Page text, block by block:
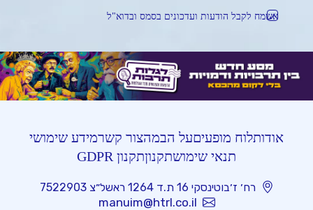
אשמח לקבל הודעות ועדכונים בסמס ובדוא"ל
אודותלוח מופעיםעל הבמהצור קשרמידע שימושי
תנאי שימושתקנוןתקנון GDPR
רח׳ ז׳בוטינסקי 16 ת.ד 1264 ראשל״צ 7522903
manuim@htrl.co.il